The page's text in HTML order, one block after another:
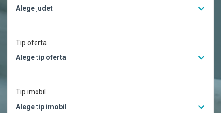
Alege judet
Tip oferta
Alege tip oferta
Tip imobil
Alege tip imobil